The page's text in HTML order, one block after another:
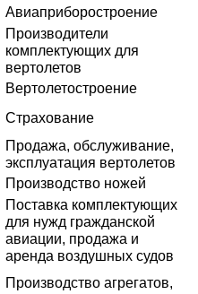
Авиаприборостроение
Производители
комплектующих для
вертолетов
Вертолетостроение
Страхование
Продажа, обслуживание,
эксплуатация вертолетов
Производство ножей
Поставка комплектующих
для нужд гражданской
авиации, продажа и
аренда воздушных судов
Производство агрегатов,